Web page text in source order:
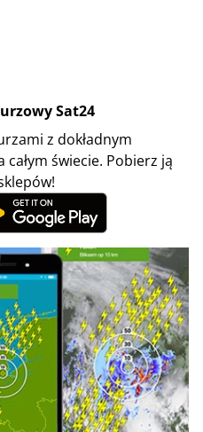
Sat24
z dokładnym
świecie. Pobierz ją